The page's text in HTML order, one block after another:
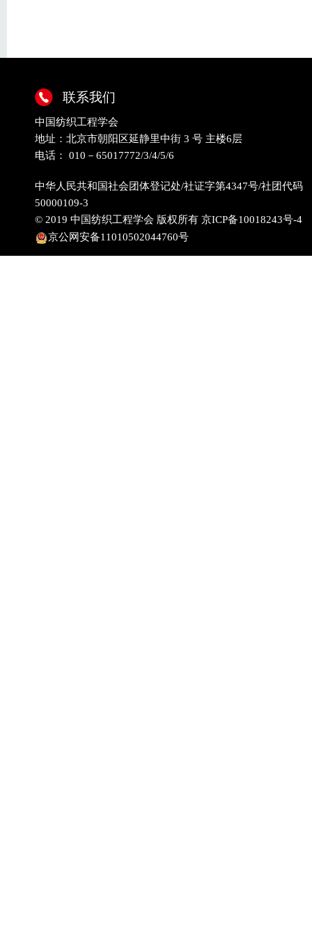
联系我们
中国纺织工程学会
地址：北京市朝阳区延静里中街 3 号 主楼6层
电话： 010－65017772/3/4/5/6
中华人民共和国社会团体登记处/社证字第4347号/社团代码
50000109-3
© 2019 中国纺织工程学会 版权所有 京ICP备10018243号-4
京公网安备11010502044760号